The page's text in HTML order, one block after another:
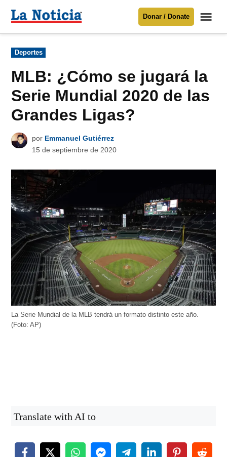
Para mantenerte informado necesitamos
Donar
contenido
Noticia
Donar / Donate
Publicado
en
Deportes
MLB: ¿Cómo se jugará la
Serie Mundial 2020 de las
Grandes Ligas?
por Emmanuel Gutiérrez
15 de septiembre de 2020
La Serie Mundial de la MLB tendrá un formato distinto este año.
(Foto: AP)
Translate with AI to